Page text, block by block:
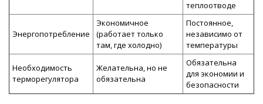
теплоотводе
Энергопотребление
Экономичное
(работает только
там, где холодно)
Постоянное,
независимо от
температуры
Необходимость
терморегулятора
Желательна, но не
обязательна
Обязательна
для экономии и
безопасности